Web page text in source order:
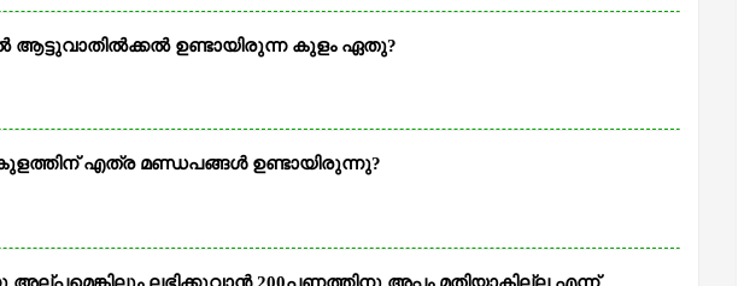
ആട്ടുവാതില്‍ക്കല്‍ ഉണ്ടായിരുന്ന കുളം ഏതു?
എത്ര മണ്ഡപങ്ങള്‍ ഉണ്ടായിരുന്നു?
ലഭിക്കുവാന്‍ 200പണത്തിനു അപ്പം മതിയാകില്ല എന്ന്